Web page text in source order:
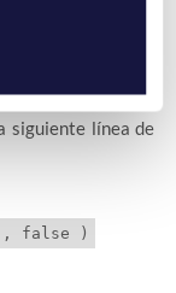
siguiente línea de